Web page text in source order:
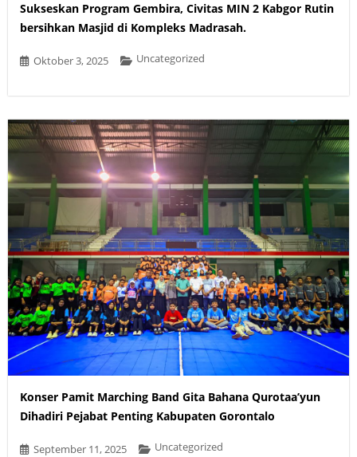
Sukseskan Program Gembira, Civitas MIN 2 Kabgor Rutin
bersihkan Masjid di Kompleks Madrasah.
Oktober 3, 2025 Uncategorized
Konser Pamit Marching Band Gita Bahana Qurotaa’yun
Dihadiri Pejabat Penting Kabupaten Gorontalo
September 11, 2025 Uncategorized